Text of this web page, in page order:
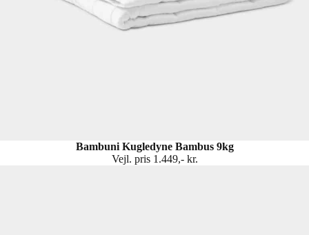
Bambuni Kugledyne Bambus 9kg
Vejl. pris 1.449,- kr.